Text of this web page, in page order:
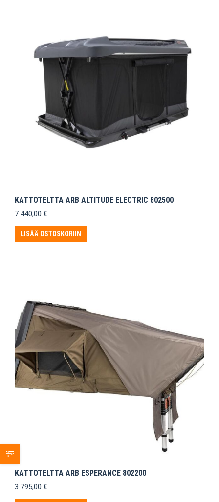
KATTOTELTTA ARB ALTITUDE ELECTRIC 802500
7 440,00 €
LISÄÄ OSTOSKORIIN
KATTOTELTTA ARB ESPERANCE 802200
3 795,00 €